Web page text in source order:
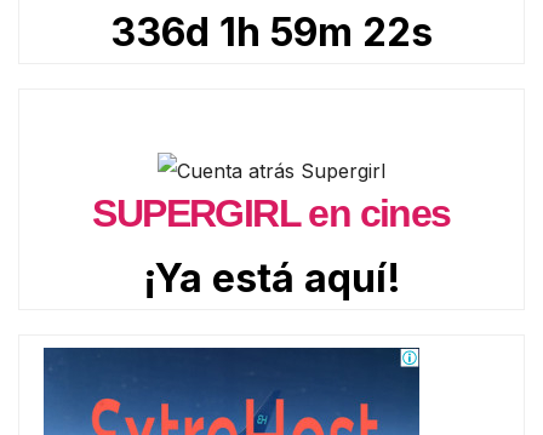
336d 1h 59m 21s
SUPERGIRL en cines
¡Ya está aquí!